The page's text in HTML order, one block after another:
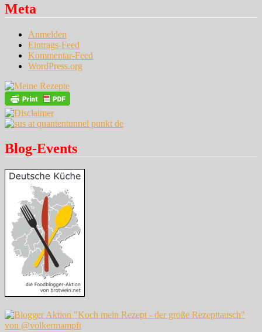
Meta
Anmelden
Eintrags-Feed
Kommentar-Feed
WordPress.org
Blog-Events